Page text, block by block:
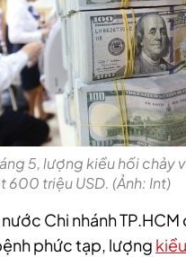
5, lượng kiều hối chảy
600 triệu USD. (Ảnh: Int)
Chi nhánh
phức tạp, lượng